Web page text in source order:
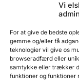
Vi
For at give de bedste
gemme og/eller få
teknologier vil give os
browseradfærd eller
samtykke eller trækker
funktioner og funktioner
Tilmeld dig
samt spændende
indbakke.